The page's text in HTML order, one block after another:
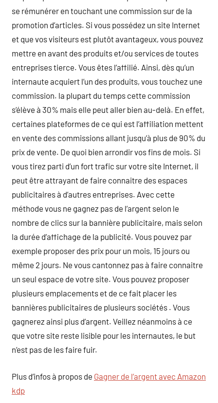
se rémunérer en touchant une commission sur de la
promotion d’articles. Si vous possédez un site Internet
et que vos visiteurs est plutôt avantageux, vous pouvez
mettre en avant des produits et/ou services de toutes
entreprises tierce. Vous êtes l’affilié. Ainsi, dès qu’un
internaute acquiert l’un des produits, vous touchez une
commission. la plupart du temps cette commission
s’élève à 30% mais elle peut aller bien au-delà. En effet,
certaines plateformes de ce qui est l’affiliation mettent
en vente des commissions allant jusqu’à plus de 90% du
prix de vente. De quoi bien arrondir vos fins de mois. Si
vous tirez parti d’un fort trafic sur votre site Internet, il
peut être attrayant de faire connaitre des espaces
publicitaires à d’autres entreprises. Avec cette
méthode vous ne gagnez pas de l’argent selon le
nombre de clics sur la bannière publicitaire, mais selon
la durée d’affichage de la publicité. Vous pouvez par
exemple proposer des prix pour un mois, 15 jours ou
même 2 jours. Ne vous cantonnez pas à faire connaitre
un seul espace de votre site. Vous pouvez proposer
plusieurs emplacements et de ce fait placer les
bannières publicitaires de plusieurs sociétés . Vous
gagnerez ainsi plus d’argent. Veillez néanmoins à ce
que votre site reste lisible pour les internautes, le but
n’est pas de les faire fuir.
Plus d’infos à propos de Gagner de l’argent avec Amazon
kdp